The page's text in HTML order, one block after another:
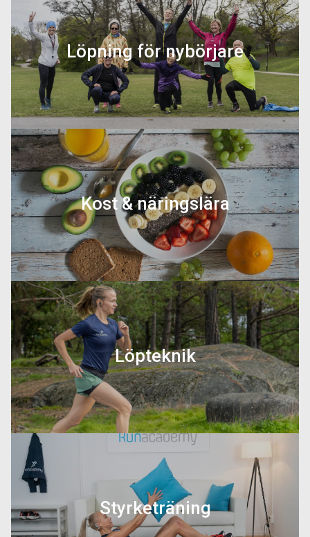
Löpning för nybörjare
Är du nybörjare eller har du haft ett
längre uppehåll och vill komma igång?
Här ger vi dig tipsen till hur du ska
starta!
Kost & näringslära
Kosten har stor betydelse för din
prestation och hälsa. På denna sida ger
vi tips på hur du får en sund och
hälsosam kosthållning.
Löpteknik
På den här sidan ger vi dig tips på hur
du kan förbättra din löpteknik samt lära
dig mer om olika löpteknikövningar.
Styrketräning
Här hittar du olika artiklar som förklarar